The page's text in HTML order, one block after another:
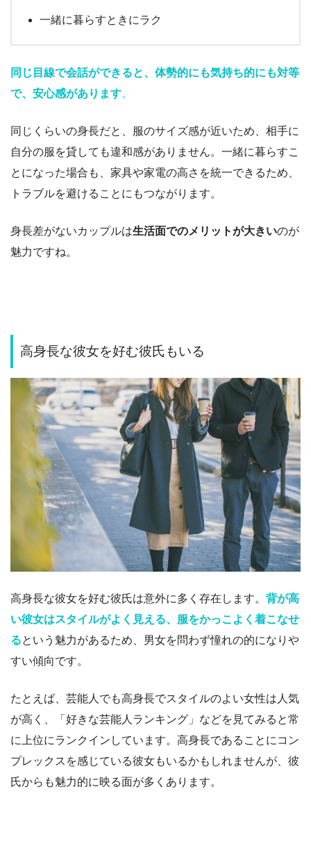
一緒に暮らすときにラク
同じ目線で会話ができると、体勢的にも気持ち的にも対等
で、安心感があります。
同じくらいの身長だと、服のサイズ感が近いため、相手に
自分の服を貸しても違和感がありません。一緒に暮らすこ
とになった場合も、家具や家電の高さを統一できるため、
トラブルを避けることにもつながります。
身長差がないカップルは生活面でのメリットが大きいのが
魅力ですね。
高身長な彼女を好む彼氏もいる
高身長な彼女を好む彼氏は意外に多く存在します。 背が高
い彼女はスタイルがよく見える、服をかっこよく着こなせ
るという魅力があるため、男女を問わず憧れの的になりや
すい傾向です。
たとえば、芸能人でも高身長でスタイルのよい女性は人気
が高く、「好きな芸能人ランキング」などを見てみると常
に上位にランクインしています。 高身長であることにコン
プレックスを感じている彼女もいるかもしれませんが、彼
氏からも魅力的に映る面が多くあります。